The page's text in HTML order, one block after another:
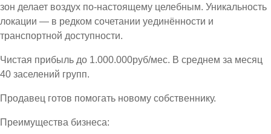
зон делает воздух по-настоящему целебным. Уникальность
локации — в редком сочетании уединённости и
транспортной доступности.
Чистая прибыль до 1.000.000руб/мес. В среднем за месяц
40 заселений групп.
Продавец готов помогать новому собственнику.
Преимущества бизнеса: